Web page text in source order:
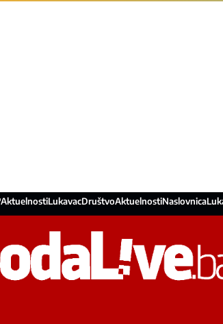
AktuelnostiLukavacDruštvoAktuelnostiNaslovnica